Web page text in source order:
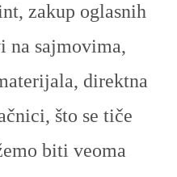
zakup oglasnih
na sajmovima,
direktna
što se tiče
biti veoma